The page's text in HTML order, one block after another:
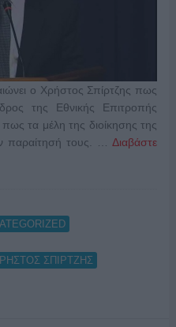
ο Χρήστος Σπίρτζης πως
της Εθνικής Επιτροπής
πως τα μέλη της διοίκησης της
παραίτησή τους. …Διαβάστε
ΣΠΙΡΤΖΗΣ